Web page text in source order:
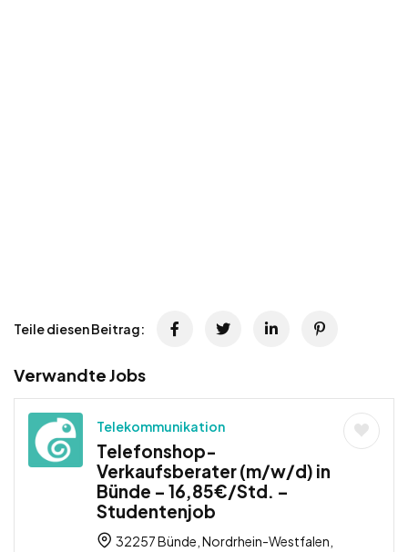
Teile diesen Beitrag:
Verwandte Jobs
Telekommunikation
Telefonshop-
Verkaufsberater (m/w/d) in
Bünde – 16,85€/Std. –
Studentenjob
32257 Bünde, Nordrhein-Westfalen,